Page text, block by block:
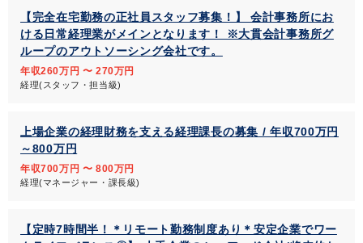
【完全在宅勤務の正社員スタッフ募集！】 会計事務所にお
ける日常経理業がメインとなります！ ※大貫会計事務所グ
ループのアウトソーシング会社です。
年収260万円 〜 270万円
経理(スタッフ・担当級)
上場企業の経理財務を支える経理課長の募集 / 年収700万円
～800万円
年収700万円 〜 800万円
経理(マネージャー・課長級)
【定時7時間半！＊リモート勤務制度あり＊安定企業でワー